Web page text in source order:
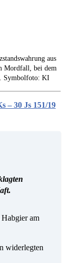
aus
Mordfall, bei dem
Symbolfoto: KI
– 30 Js 151/19
am
widerlegten